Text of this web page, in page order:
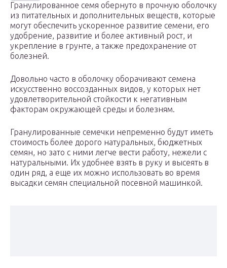
Гранулированное семя обернуто в прочную оболочку
из питательных и дополнительных веществ, которые
могут обеспечить ускоренное развитие семени, его
удобрение, развитие и более активный рост, и
укрепление в грунте, а также предохранение от
болезней.
Довольно часто в оболочку оборачивают семена
искусственно воссозданных видов, у которых нет
удовлетворительной стойкости к негативным
факторам окружающей среды и болезням.
Гранулированные семечки непременно будут иметь
стоимость более дорого натуральных, бюджетных
семян, но зато с ними легче вести работу, нежели с
натуральными. Их удобнее взять в руку и высеять в
один ряд, а еще их можно использовать во время
высадки семян специальной посевной машинкой.